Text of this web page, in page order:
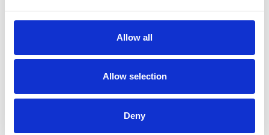
Allow all
Allow selection
Deny